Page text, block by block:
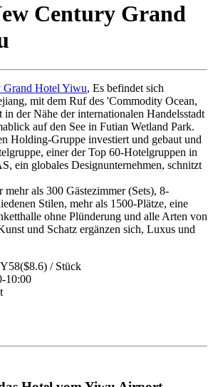
Century Grand
Grand Hotel Yiwu, Es befindet sich
mit dem Ruf des 'Commodity Ocean,
in der Nähe der internationalen Handelsstadt
auf den See in Futian Wetland Park.
Holding-Gruppe investiert und gebaut und
einer der Top 60-Hotelgruppen in
ein globales Designunternehmen, schnitzt
als 300 Gästezimmer (Sets), 8-
Stilen, mehr als 1500-Plätze, eine
ohne Plünderung und alle Arten von
und Schatz ergänzen sich, Luxus und
/ Stück
10:00